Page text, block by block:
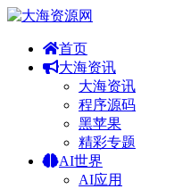
首页
大海资讯
大海资讯
程序源码
黑苹果
精彩专题
AI世界
AI应用